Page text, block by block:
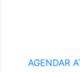
AGENDAR